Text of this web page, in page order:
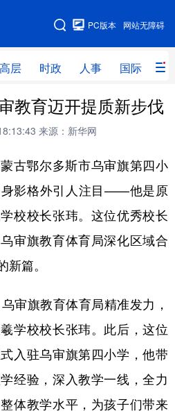
网站无障碍
PC版本
高层 时政 人事 国际 财
网站地图
时政 人事
网评
全球连线 教育
量子 体育
健康 军事
图片 政务
信息化 数字经济
银龄 溯源中国
时尚 悦读
教育迈开提质新步伐
来源：新华网
鄂尔多斯市乌审旗第四小
影格外引人注目——他是原
校校长张玮。这位优秀校长
审旗教育体育局深化区域合
篇。
旗教育体育局精准发力，
学校校长张玮。此后，这位
入驻乌审旗第四小学，他带
经验，深入教学一线，全力
体教学水平，为孩子们带来